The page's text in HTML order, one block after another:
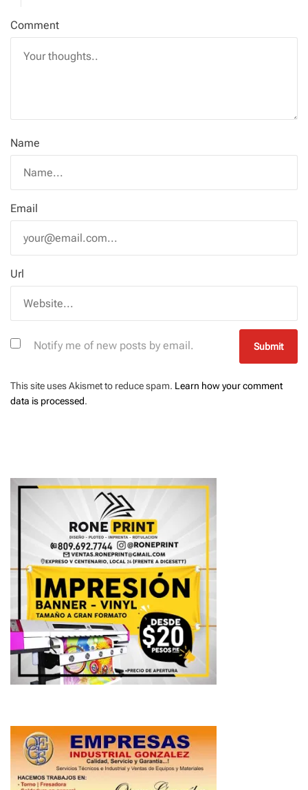
Comment
Name
Email
Url
Notify me of new posts by email.
This site uses Akismet to reduce spam. Learn how your comment
data is processed.